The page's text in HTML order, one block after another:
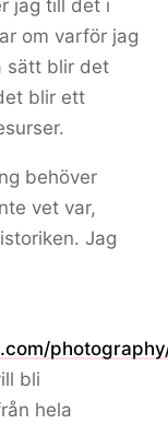
jag till det i
om varför jag
sätt blir det
blir ett
behöver
vet var,
Jag
bli
hela